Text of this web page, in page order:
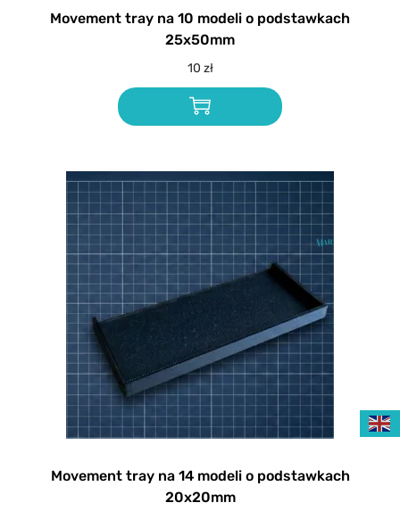
Movement tray na 10 modeli o podstawkach
25x50mm
10 zł
Movement tray na 14 modeli o podstawkach
20x20mm